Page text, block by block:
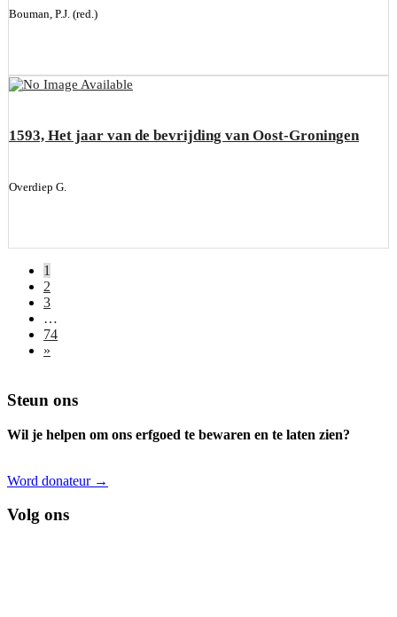
Bouman, P.J. (red.)
1593, Het jaar van de bevrijding van Oost-Groningen
Overdiep G.
1
2
3
…
74
»
Footer
Steun ons
Wil je helpen om ons erfgoed te bewaren en te laten zien?
Word donateur →
Volg ons